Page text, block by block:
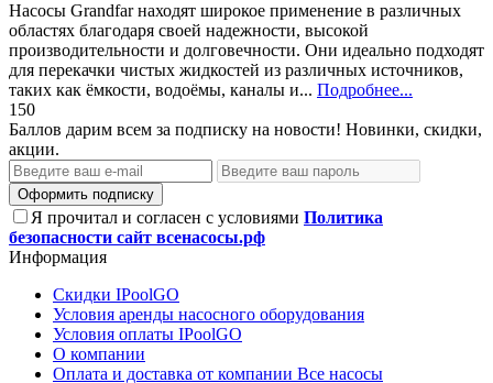
Насосы Grandfar находят широкое применение в различных
областях благодаря своей надежности, высокой
производительности и долговечности. Они идеально подходят
для перекачки чистых жидкостей из различных источников,
таких как ёмкости, водоёмы, каналы и... Подробнее...
150
Баллов дарим всем за подписку на новости! Новинки, скидки,
акции.
Оформить подписку
Я прочитал и согласен с условиями Политика
безопасности сайт всенасосы.рф
Информация
Скидки IPoolGO
Условия аренды насосного оборудования
Условия оплаты IPoolGO
О компании
Оплата и доставка от компании Все насосы